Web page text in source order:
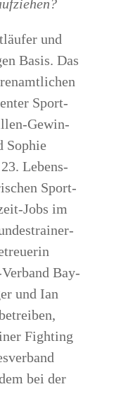
und
Basis. Das
Sport­
Gewin­
Sophie
Lebens­
Sport­
Jobs im
Ver­band Bay­
und Ian
Fight­ing
bei der